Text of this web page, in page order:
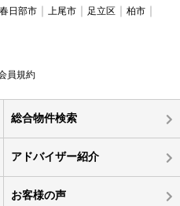
春日部市 上尾市 足立区
柏市
員規約
総合物件検索
アドバイザー紹介
お客様の声